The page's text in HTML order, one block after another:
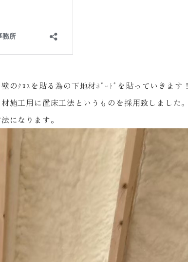
のｸﾛｽを貼る為の下地材ﾎﾞｰﾄﾞを貼っていきます！
施工用に置床工法というものを採用致しました。
になります。